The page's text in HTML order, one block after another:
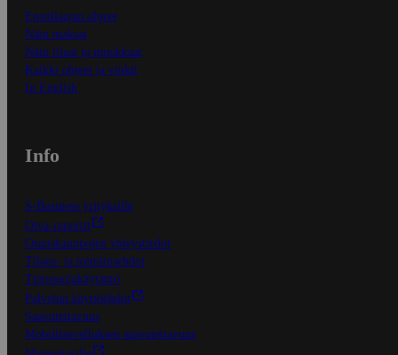
Ensitilaajan ohjeet
Näin maksat
Näin tilaat ja muokkaat
Kaikki ohjeet ja vinkit
In English
Info
S-Business yrityksille
Oiva-raportit
Osuuskauppojen yhteystiedot
Tilaus- ja toimitusehdot
Tietosuojakäytäntö
Palvelun käyttöehdot
Saavutettavuus
Mobiilisovelluksen saavutettavuus